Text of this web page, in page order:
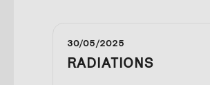
30/05/2025
RADIATIONS